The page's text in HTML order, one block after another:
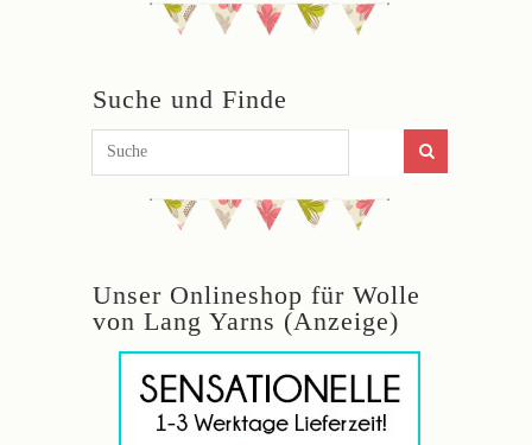
Suche und Finde
Unser Onlineshop für Wolle
von Lang Yarns (Anzeige)